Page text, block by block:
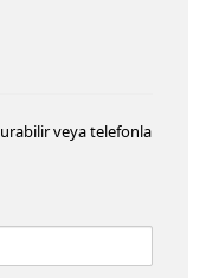
veya telefonla